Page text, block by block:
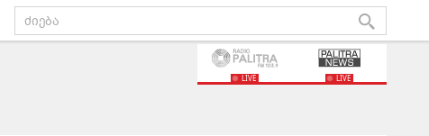
LIVE LIVE